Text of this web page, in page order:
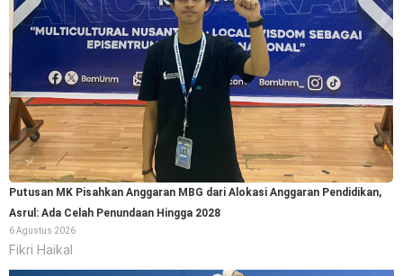
Putusan MK Pisahkan Anggaran MBG dari Alokasi Anggaran Pendidikan,
Asrul: Ada Celah Penundaan Hingga 2028
6 Agustus 2026
Fikri Haikal